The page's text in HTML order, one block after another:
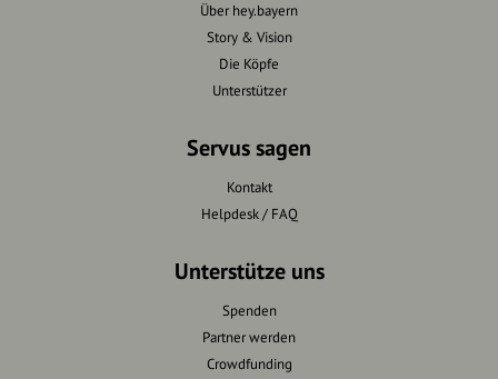
Über hey.bayern
Story & Vision
Die Köpfe
Unterstützer
Servus sagen
Kontakt
Helpdesk / FAQ
Unterstütze uns
Spenden
Partner werden
Crowdfunding